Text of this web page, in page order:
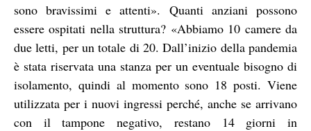
sono bravissimi e attenti».
Quanti anziani possono
essere ospitati nella struttura? «Abbiamo 10 camere da
due letti, per un totale di 20. Dall’inizio della pandemia
è stata riservata una stanza per un eventuale bisogno di
isolamento, quindi al momento sono 18 posti. Viene
utilizzata per i nuovi ingressi perché, anche se arrivano
con il tampone negativo, restano 14 giorni in